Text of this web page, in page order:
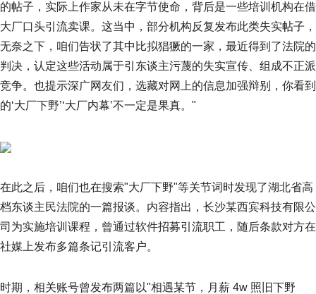
的帖子，实际上作家从未在字节使命，背后是一些培训机构在借
大厂口头引流卖课。这当中，部分机构反复发布此类失实帖子，
无奈之下，咱们告状了其中比拟猖獗的一家，最近得到了法院的
判决，认定这些活动属于引东谈主污蔑的失实宣传、组成不正派
竞争。也提示深广网友们，选藏对网上的信息加强辩别，你看到
的‘大厂下野’‘大厂内幕’不一定是果真。"
在此之后，咱们也在搜索"大厂下野"等关节词时发现了湖北省高
档东谈主民法院的一篇报谈。内容指出，长沙某西宾科技有限公
司为实施培训课程，曾通过软件招募引流职工，随后条款对方在
社媒上发布多篇条记引流客户。
时期，相关账号曾发布两篇以"相遇某节，月薪 4w 照旧下野